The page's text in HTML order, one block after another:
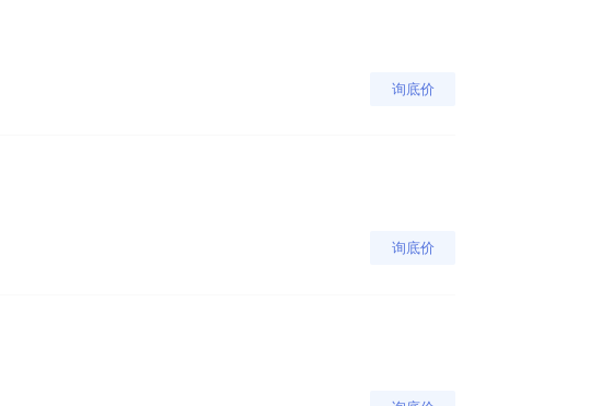
询底价
询底价